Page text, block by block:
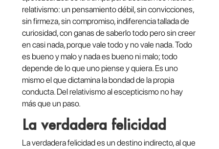
relativismo: un pensamiento débil, sin convicciones,
sin firmeza, sin compromiso, indiferencia tallada de
curiosidad, con ganas de saberlo todo pero sin creer
en casi nada, porque vale todo y no vale nada. Todo
es bueno y malo y nada es bueno ni malo; todo
depende de lo que uno piense y quiera. Es uno
mismo el que dictamina la bondad de la propia
conducta. Del relativismo al escepticismo no hay
más que un paso.
La verdadera felicidad
La verdadera felicidad es un destino indirecto, al que